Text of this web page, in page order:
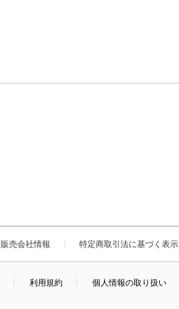
販売会社情報 特定商取引法に基づく表示
利用規約 個人情報の取り扱い